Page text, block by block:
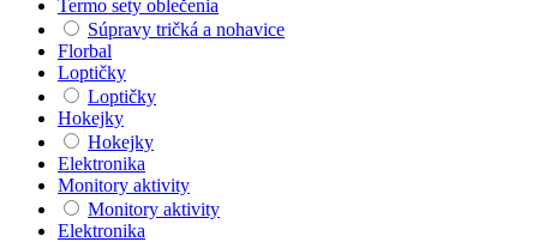
Termo sety oblečenia
Súpravy tričká a nohavice
Florbal
Loptičky
Loptičky
Hokejky
Hokejky
Elektronika
Monitory aktivity
Monitory aktivity
Elektronika